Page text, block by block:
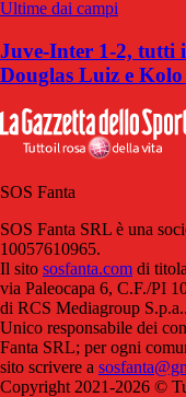
Ultime dai campi
Juve-Inter 1-2, tutti
Douglas Luiz e
SOS Fanta
SOS Fanta SRL è una
10057610965.
Il sito sosfanta.com di
via Paleocapa 6, C.F./PI
di RCS Mediagroup S.p.a..
Unico responsabile dei
Fanta SRL; per ogni
sito scrivere a
Copyright 2021-2026 ©